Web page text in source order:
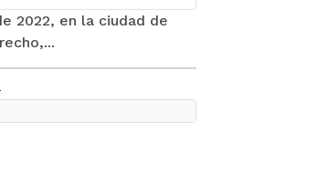
2022, en la ciudad de